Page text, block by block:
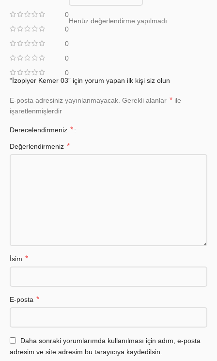
0
0
0
0
0
Henüz değerlendirme yapılmadı.
“İzopiyer Kemer 03” için yorum yapan ilk kişi siz olun
E-posta adresiniz yayınlanmayacak. Gerekli alanlar * ile
işaretlenmişlerdir
Derecelendirmeniz *
Değerlendirmeniz *
İsim *
E-posta *
Daha sonraki yorumlarımda kullanılması için adım, e-posta
adresim ve site adresim bu tarayıcıya kaydedilsin.